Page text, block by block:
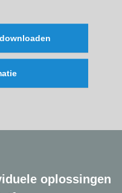
oplossingen